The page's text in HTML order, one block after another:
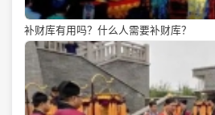
补财库有用吗？什么人需要补财库？